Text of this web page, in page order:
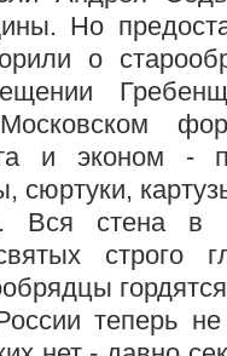
Но
о
и эконом -
сюртуки,
стена в
строго
теперь не